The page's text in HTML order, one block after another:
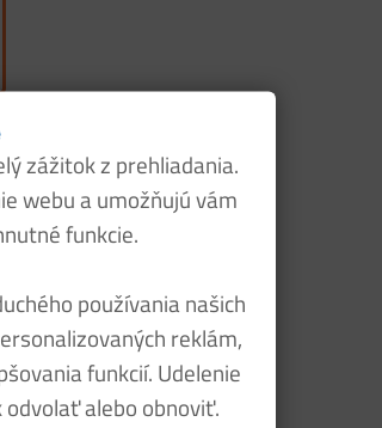
zážitok z prehliadania.
webu a umožňujú vám
funkcie.
používania našich
reklám,
funkcií. Udelenie
alebo obnoviť.